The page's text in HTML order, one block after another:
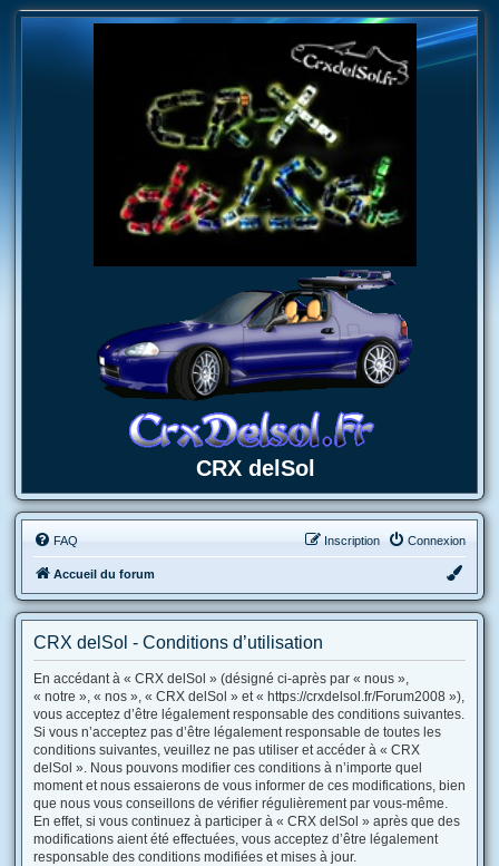
CRX delSol
FAQ Connexion
Inscription
Accueil du forum
CRX delSol - Conditions d’utilisation
En accédant à « CRX delSol » (désigné ci-après par « nous »,
« notre », « nos », « CRX delSol » et « https://crxdelsol.fr/Forum2008 »),
vous acceptez d’être légalement responsable des conditions suivantes.
Si vous n’acceptez pas d’être légalement responsable de toutes les
conditions suivantes, veuillez ne pas utiliser et accéder à « CRX
delSol ». Nous pouvons modifier ces conditions à n’importe quel
moment et nous essaierons de vous informer de ces modifications, bien
que nous vous conseillons de vérifier régulièrement par vous-même.
En effet, si vous continuez à participer à « CRX delSol » après que des
modifications aient été effectuées, vous acceptez d’être légalement
responsable des conditions modifiées et mises à jour.